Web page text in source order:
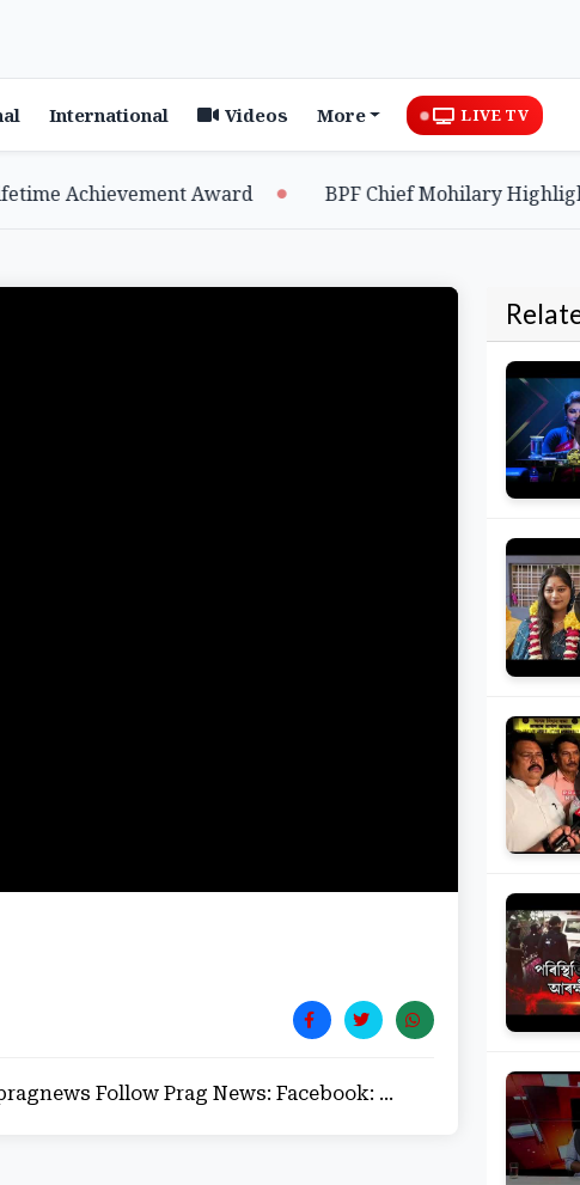
International Videos More LIVE TV
Achievement Award BPF Chief Mohilary Highlights
Follow Prag News: Facebook: ...